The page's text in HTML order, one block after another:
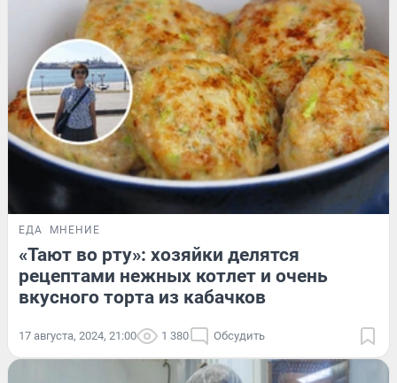
ЕДА МНЕНИЕ
«Тают во рту»: хозяйки делятся
рецептами нежных котлет и очень
вкусного торта из кабачков
17 августа, 2024, 21:00 1 380 Обсудить